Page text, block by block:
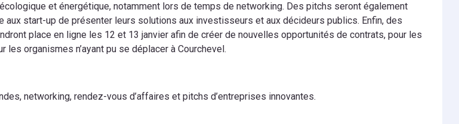
et énergétique, notamment lors de temps de networking. Des pitchs seront également
aux start-up de présenter leurs solutions aux investisseurs et aux décideurs publics. Enfin, des
place en ligne les 12 et 13 janvier afin de créer de nouvelles opportunités de contrats, pour les
les organismes n’ayant pu se déplacer à Courchevel.
networking, rendez-vous d’affaires et pitchs d’entreprises innovantes.